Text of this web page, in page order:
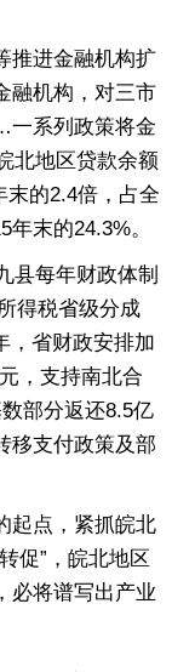
进金融机构扩
融机构，对三市
系列政策将金
北地区贷款余额
末的2.4倍，占全
末的24.3%。
每年财政体制
得税省级分成
，省财政安排加
，支持南北合
部分返还8.5亿
移支付政策及部
点，紧抓皖北
促”，皖北地区
必将谱写出产业